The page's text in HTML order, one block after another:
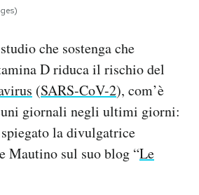
che sostenga che
D riduca il rischio del
(SARS-CoV-2), com’è
giornali negli ultimi giorni:
la divulgatrice
Mautino sul suo blog “Le